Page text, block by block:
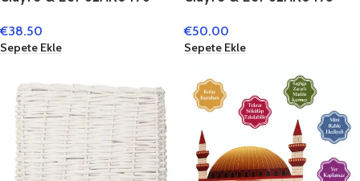
€38.50
Sepete Ekle
€50.00
Sepete Ekle